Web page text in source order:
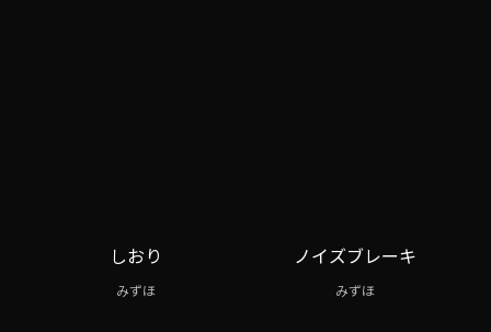
しおり
みずほ
ノイズブレーキ
みずほ